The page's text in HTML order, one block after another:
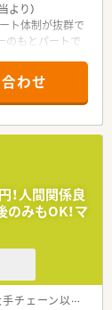
より）
ト体制が抜群で
のもとパートで
しており、現
。
に受付けてお
。
事務スタッフ
っており、地元
です。
、現場の意見が
。
わせ
！人間関係良
みもOK！マ
チェーン以外